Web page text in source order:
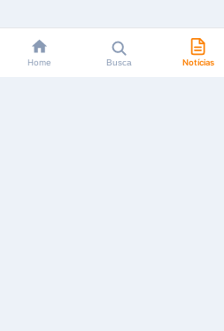
Home Busca Notícias